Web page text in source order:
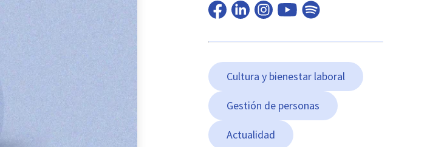
Cultura y bienestar laboral
Gestión de personas
Actualidad